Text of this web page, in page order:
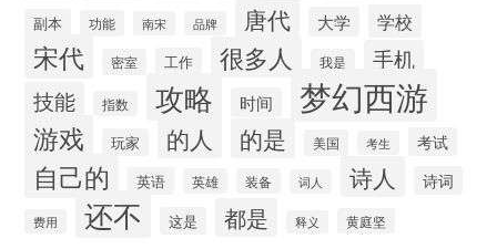
副本 功能 南宋 品牌 唐代 大学 学校
宋代 密室 工作 很多人 我是
手机
技能
指数 攻略 时间 梦幻西游
游戏 玩家 的人 的是 美国 考生 考试
自己的 英语 英雄 装备 词人 诗人 诗词
费用 还不 这是 都是 释义 黄庭坚